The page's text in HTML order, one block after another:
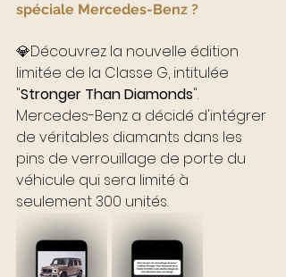
spéciale Mercedes-Benz ?
💎Découvrez la nouvelle édition
limitée de la Classe G, intitulée
"Stronger Than Diamonds".
Mercedes-Benz a décidé d'intégrer
de véritables diamants dans les
pins de verrouillage de porte du
véhicule qui sera limité à
seulement 300 unités.